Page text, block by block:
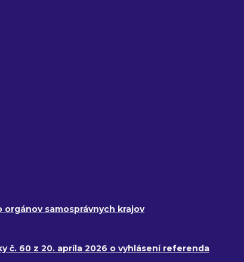
orgánov samosprávnych krajov
č. 60 z 20. apríla 2026 o vyhlásení referenda